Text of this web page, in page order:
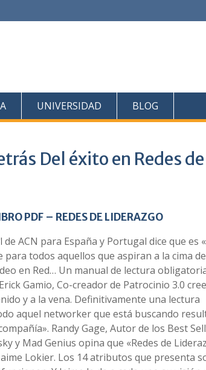
UNIVERSIDAD BLOG
Del éxito en Redes de
PDF – REDES DE LIDERAZGO
ACN para España y Portugal dice que es
todos aquellos que aspiran a la cima
en Red… Un manual de lectura
Gamio, Co-creador de Patrocinio 3.0
y a la vena. Definitivamente una lectura
aquel networker que está buscando
Randy Gage, Autor de los Best
y Mad Genius opina que «Redes de
Lokier. Los 14 atributos que presenta